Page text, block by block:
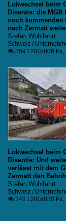
Lokwechsel beim
Disentis: die MGB
noch kommenden
nach Zermatt
Stefan Wohlfahrt
Schweiz /
 359 1200x806 Px,
Lokwechsel beim
Disentis: Und
verlässt mit dem
Zermatt den
Stefan Wohlfahrt
Schweiz /
 348 1200x838 Px,